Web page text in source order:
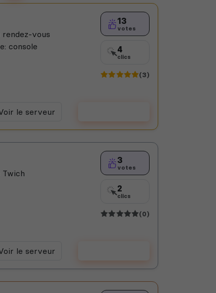
vous
console
13
votes
4
clics
(3)
le serveur
Twich
3
votes
2
clics
(0)
le serveur